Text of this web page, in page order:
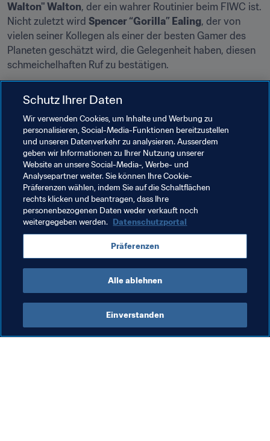
Walton" Walton, der ein wahrer Routinier beim FIWC ist.
Nicht zuletzt wird Spencer “Gorilla” Ealing, der von
vielen seiner Kollegen als einer der besten Gamer des
Planeten geschätzt wird, die Gelegenheit haben, diesen
schmeichelhaften Ruf zu bestätigen.
Ziel Berlin, dann London!
Die acht besten Spieler in Madrid werden nach Berlin
reisen, wo sie auf die Elite des virtuellen Fussballs
treffen. In der deutschen Hauptstadt werden sie darauf
hoffen, ihr Ticket zum Grand Final des FIWC 2017 zu
holen, das dieses Jahr in London stattfindet.
Verwandte Themen
Spain UEFA
Schutz Ihrer Daten
Wir verwenden Cookies, um Inhalte und Werbung zu
personalisieren, Social-Media-Funktionen bereitzustellen
und unseren Datenverkehr zu analysieren. Ausserdem
geben wir Informationen zu Ihrer Nutzung unserer
Website an unsere Social-Media-, Werbe- und
Analysepartner weiter. Sie können Ihre Cookie-
Präferenzen wählen, indem Sie auf die Schaltflächen
rechts klicken und beantragen, dass Ihre
personenbezogenen Daten weder verkauft noch
weitergegeben werden. Datenschutzportal
Präferenzen
Alle ablehnen
Einverstanden